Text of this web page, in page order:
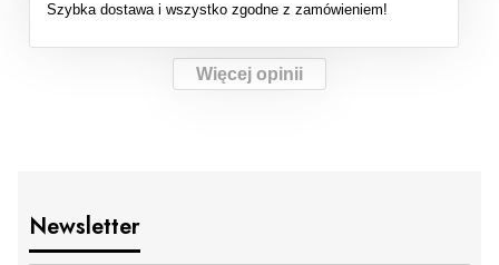
Szybka dostawa i wszystko zgodne z zamówieniem!
Więcej opinii
Newsletter